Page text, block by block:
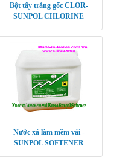
Bột tẩy trắng gốc CLOR-
SUNPOL CHLORINE
Nước xả làm mềm vải -
SUNPOL SOFTENER